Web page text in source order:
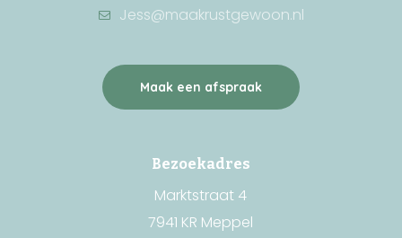
Jess@maakrustgewoon.nl
Maak een afspraak
Bezoekadres
Marktstraat 4
7941 KR Meppel